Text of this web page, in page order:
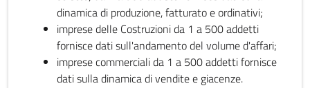
dinamica di produzione, fatturato e ordinativi;
imprese delle Costruzioni da 1 a 500 addetti
fornisce dati sull'andamento del volume d'affari;
imprese commerciali da 1 a 500 addetti fornisce
dati sulla dinamica di vendite e giacenze.